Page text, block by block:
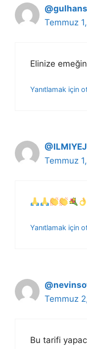
Temmuz
Elinize
Yanıtlamak için
Temmuz
Yanıtlamak için
Temmuz
Bu tarifi